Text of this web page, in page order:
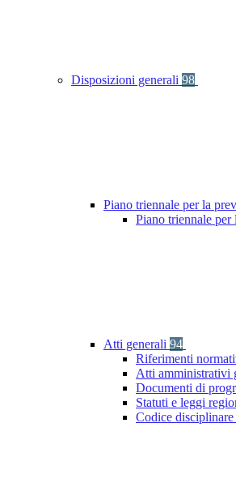
Disposizioni generali 98
Piano triennale per la
Piano triennale
Atti generali 94
Riferimenti
Atti amministrativi
Documenti di
Statuti e leggi
Codice